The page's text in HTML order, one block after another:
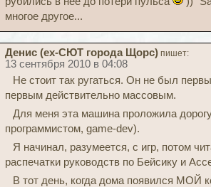
многое другое...
Денис (ex-СЮТ города Щорс) пишет:
13 сентября 2010 в 04:08
Не стоит так ругаться. Он не был
первым действительно массовым.
Для меня эта машина проложила
программистом, game-dev).
Я начинал, разумеется, с игр, потом
распечатки руководств по Бейсику и
В тот день, когда дома появился МОЙ